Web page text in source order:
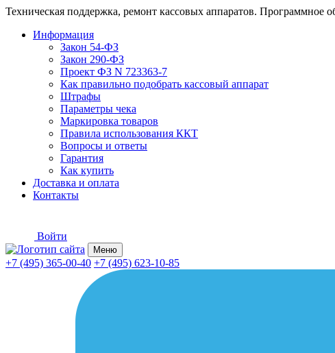
Техническая поддержка, ремонт кассовых аппаратов. Программное
Информация
Закон 54-ФЗ
Закон 290-ФЗ
Проект ФЗ N 723363-7
Как правильно подобрать кассовый аппарат
Штрафы
Параметры чека
Маркировка товаров
Правила использования ККТ
Вопросы и ответы
Гарантия
Как купить
Доставка и оплата
Контакты
Войти
Меню
+7 (495) 365-00-40 +7 (495) 623-10-85